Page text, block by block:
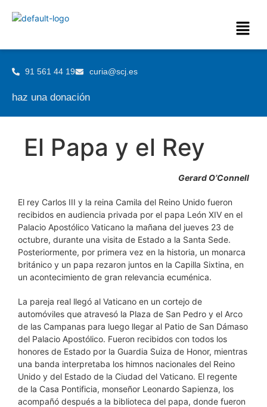
91 561 44 19 curia@scj.es
haz una donación
El Papa y el Rey
Gerard O’Connell
El rey Carlos III y la reina Camila del Reino Unido fueron
recibidos en audiencia privada por el papa León XIV en el
Palacio Apostólico Vaticano la mañana del jueves 23 de
octubre, durante una visita de Estado a la Santa Sede.
Posteriormente, por primera vez en la historia, un monarca
británico y un papa rezaron juntos en la Capilla Sixtina, en
un acontecimiento de gran relevancia ecuménica.
La pareja real llegó al Vaticano en un cortejo de
automóviles que atravesó la Plaza de San Pedro y el Arco
de las Campanas para luego llegar al Patio de San Dámaso
del Palacio Apostólico. Fueron recibidos con todos los
honores de Estado por la Guardia Suiza de Honor, mientras
una banda interpretaba los himnos nacionales del Reino
Unido y del Estado de la Ciudad del Vaticano. El regente
de la Casa Pontificia, monseñor Leonardo Sapienza, los
acompañó después a la biblioteca del papa, donde fueron